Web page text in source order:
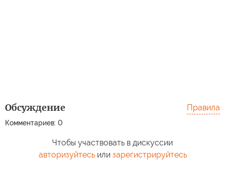
Обсуждение
Комментариев: 0
Правила
Чтобы участвовать в дискуссии
авторизуйтесьили зарегистрируйтесь